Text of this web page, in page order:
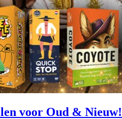
voor Oud &